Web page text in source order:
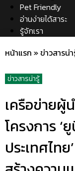
Pet Friendly
อ่านง่ายได้สาระ
รู้จักเรา
หน้าแรก »ข่าวสารน่
ข่าวสารน่ารู้
เครือข่ายผู้
โครงการ ‘
ประเทศไท